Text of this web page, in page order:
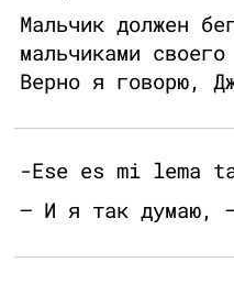
Мальчик должен
мальчиками
Верно я говорю,
-Ese es mi lema
— И я так думаю,